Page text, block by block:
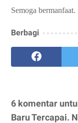
Semoga bermanfaat.
Berbagi
6 komentar
Baru Tercapai.